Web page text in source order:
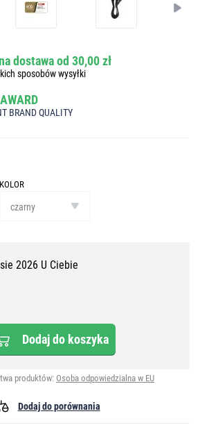
dostawa od 30,00 zł
sposobów wysyłki
BRAND QUALITY
KOLOR
czarny
2026 U Ciebie
Dodaj do koszyka
produktów: Osoba odpowiedzialna w EU
Dodaj do porównania